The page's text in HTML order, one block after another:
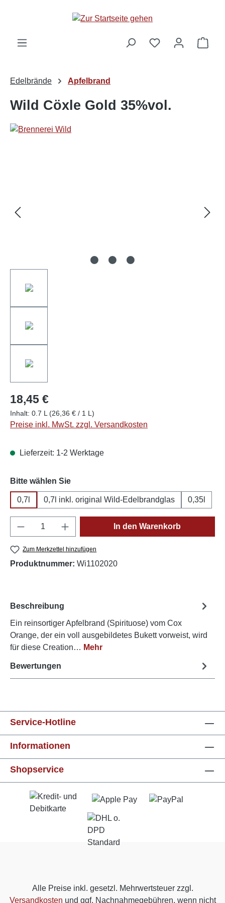
Edelbrände Apfelbrand
Wild Cöxle Gold 35%vol.
18,45 €
Inhalt: 0.7 L (26,36 € / 1 L)
Preise inkl. MwSt. zzgl. Versandkosten
Lieferzeit: 1-2 Werktage
Bitte wählen Sieauswählen
0,7l 0,7l inkl. original Wild-Edelbrandglas 0,35l
Produkt Anzahl: Gib den gewünschten
In den Warenkorb
Zum Merkzettel hinzufügen
Produktnummer: Wi1102020
Beschreibung
Ein reinsortiger Apfelbrand (Spirituose) vom Cox
Orange, der ein voll ausgebildetes Bukett vorweist, wird
für diese Creation… Mehr
Bewertungen
Service-Hotline
Informationen
Shopservice
Alle Preise inkl. gesetzl. Mehrwertsteuer zzgl.
Versandkosten und ggf. Nachnahmegebühren, wenn nicht